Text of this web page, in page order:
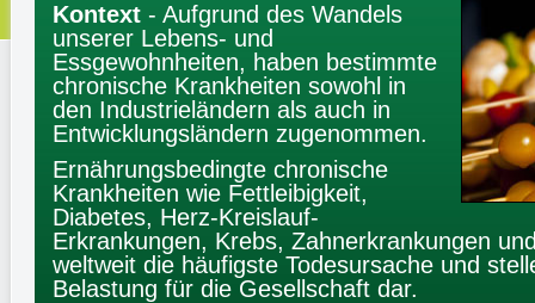
Kontext - Aufgrund des Wandels
unserer Lebens- und
Essgewohnheiten, haben bestimmte
chronische Krankheiten sowohl in
den Industrieländern als auch in
Entwicklungsländern zugenommen.
Ernährungsbedingte chronische
Krankheiten wie Fettleibigkeit,
Diabetes, Herz-Kreislauf-
Erkrankungen, Krebs, Zahnerkrankungen
weltweit die häufigste Todesursache und
Belastung für die Gesellschaft dar.